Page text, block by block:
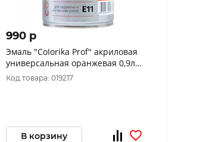
990 p
Эмаль "CoIorika Prof" акриловая
универсальная оранжевая 0,9л
Е-11
Код товара: 019217
В корзину